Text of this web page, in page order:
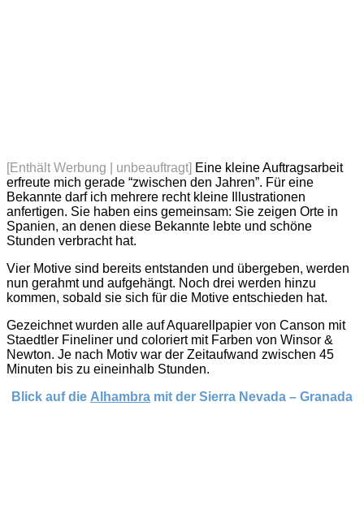
[Enthält Werbung | unbeauftragt] Eine kleine Auftragsarbeit
erfreute mich gerade “zwischen den Jahren”. Für eine
Bekannte darf ich mehrere recht kleine Illustrationen
anfertigen. Sie haben eins gemeinsam: Sie zeigen Orte in
Spanien, an denen diese Bekannte lebte und schöne
Stunden verbracht hat.
Vier Motive sind bereits entstanden und übergeben, werden
nun gerahmt und aufgehängt. Noch drei werden hinzu
kommen, sobald sie sich für die Motive entschieden hat.
Gezeichnet wurden alle auf Aquarellpapier von Canson mit
Staedtler Fineliner und coloriert mit Farben von Winsor &
Newton. Je nach Motiv war der Zeitaufwand zwischen 45
Minuten bis zu eineinhalb Stunden.
Blick auf die Alhambra mit der Sierra Nevada – Granada